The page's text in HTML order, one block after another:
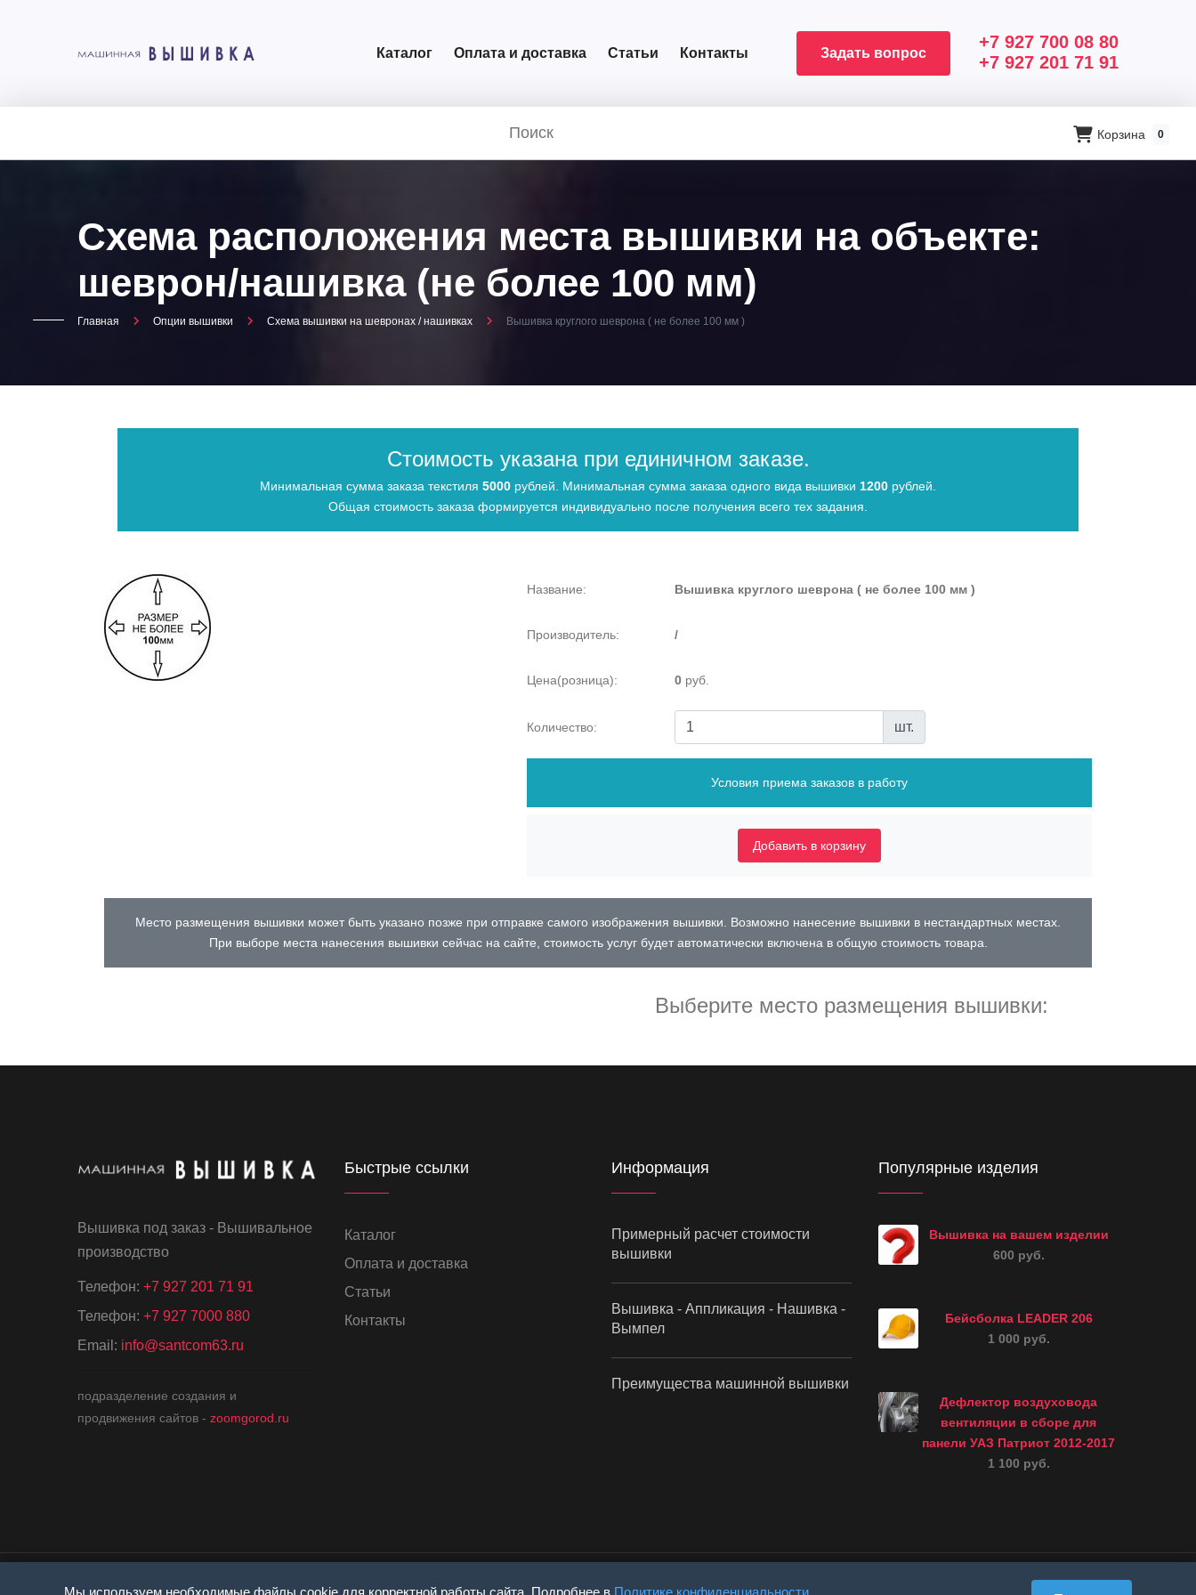
Каталог Оплата и доставка Статьи Контакты
+7 927 700 08 80
+7 927 201 71 91
Задать вопрос
Корзина 0
Схема расположения места вышивки на объекте:
шеврон/нашивка (не более 100 мм)
Главная Опции вышивки Схема вышивки на шевронах / нашивках Вышивка круглого шеврона ( не более 100 мм )
Стоимость указана при единичном заказе.
Минимальная сумма заказа текстиля 5000 рублей. Минимальная сумма заказа одного вида вышивки 1200 рублей.
Общая стоимость заказа формируется индивидуально после получения всего тех задания.
Название: Вышивка круглого шеврона ( не более 100 мм )
Производитель: /
Цена(розница): 0 руб.
Количество: шт.
Условия приема заказов в работу
Добавить в корзину
Место размещения вышивки может быть указано позже при отправке самого изображения вышивки. Возможно нанесение вышивки в нестандартных местах.
При выборе места нанесения вышивки сейчас на сайте, стоимость услуг будет автоматически включена в общую стоимость товара.
Выберите место размещения вышивки:
Вышивка под заказ - Вышивальное
производство
Телефон: +7 927 201 71 91
Телефон: +7 927 7000 880
Email: info@santcom63.ru
подразделение создания и
продвижения сайтов - zoomgorod.ru
Быстрые ссылки
Каталог
Оплата и доставка
Статьи
Контакты
Информация
Примерный расчет стоимости
вышивки
Вышивка - Аппликация - Нашивка -
Вымпел
Преимущества машинной вышивки
Популярные изделия
Вышивка на вашем изделии
600 руб.
Бейсболка LEADER 206
1 000 руб.
Дефлектор воздуховода
вентиляции в сборе для
панели УАЗ Патриот 2012-2017
1 100 руб.
Мы используем необходимые файлы cookie для корректной работы сайта. Подробнее в Политике конфиденциальности